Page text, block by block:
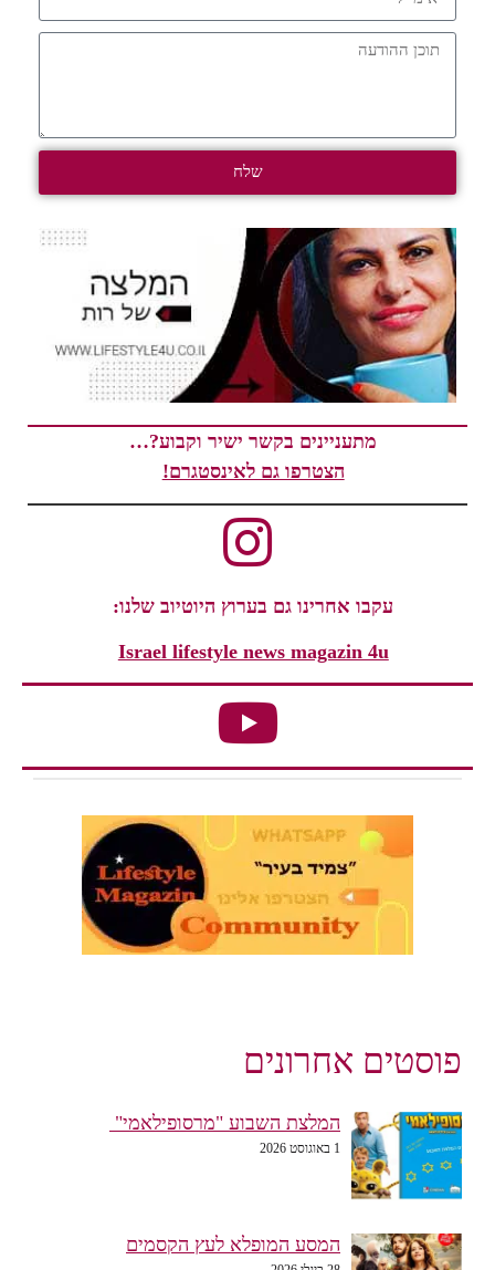
שלח
מתעניינים בקשר ישיר וקבוע?…
הצטרפו גם לאינסטגרם!
עקבו אחרינו גם בערוץ היוטיוב שלנו:
Israel lifestyle news magazin 4u
פוסטים אחרונים
המלצת השבוע "מרסופילאמי"
1 באוגוסט 2026
המסע המופלא לעץ הקסמים